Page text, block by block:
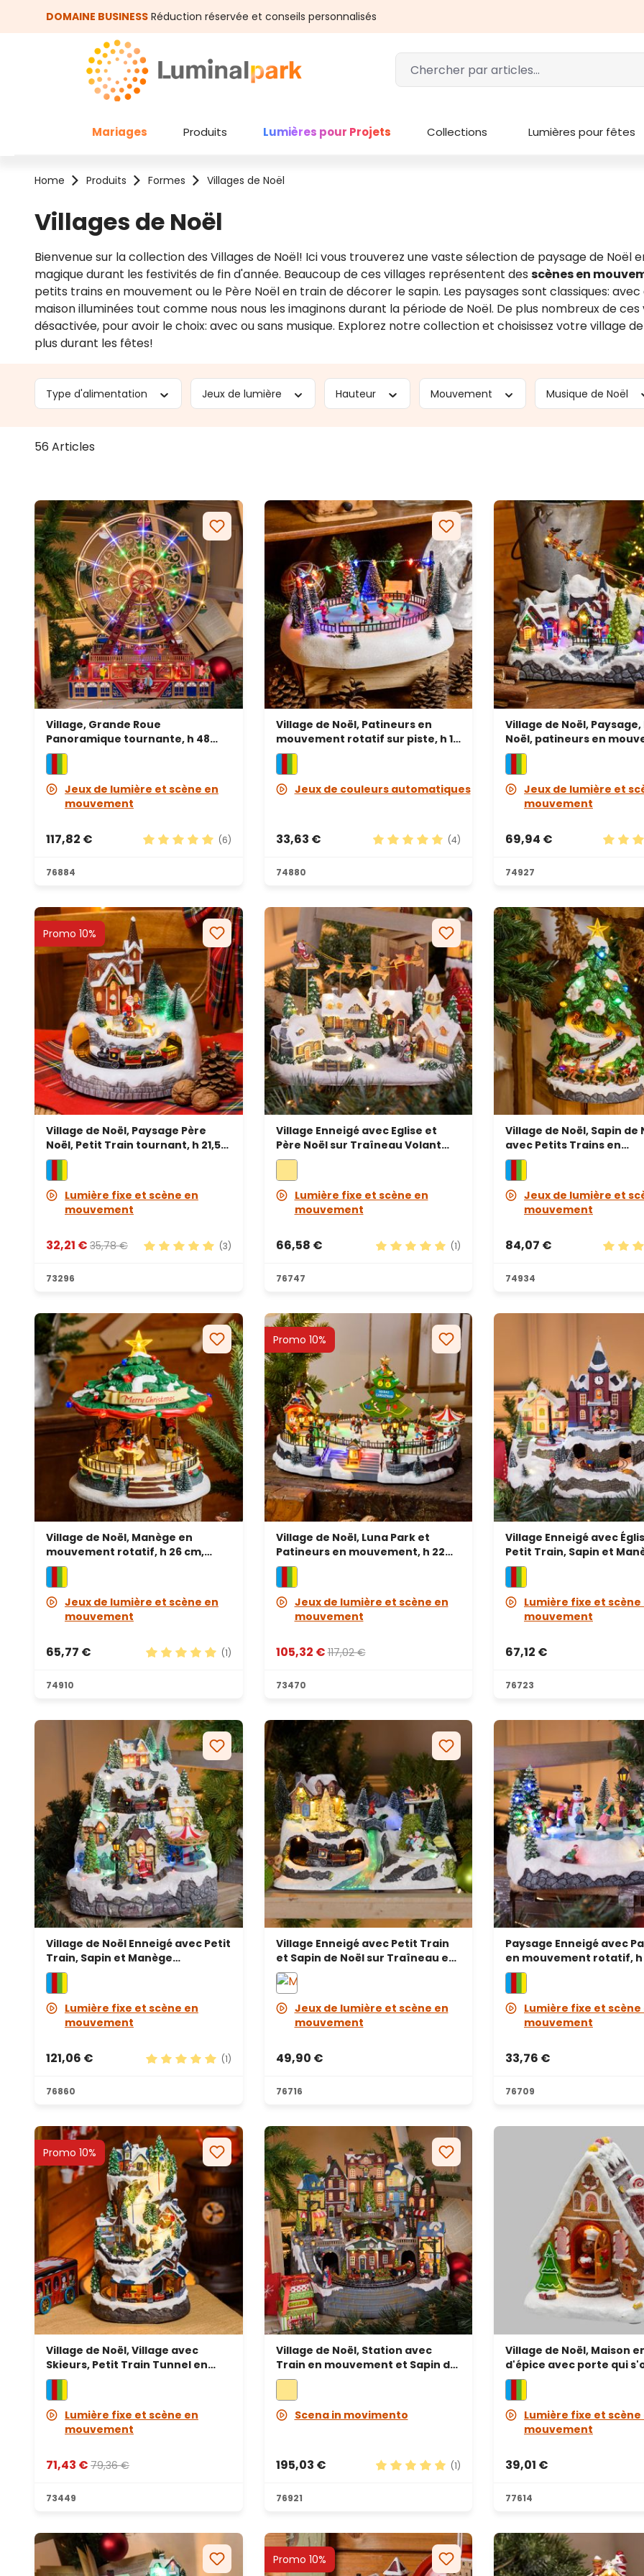
au contenu principal
Passer à la recherche
DOMAINE BUSINESS Réduction réservée et conseils personnalisés
Mariages Produits Lumières pour Projets Collections Lumières pour fêtes
Home Produits Formes Villages de Noël
Villages de Noël
Bienvenue sur la collection des Villages de Noël! Ici vous trouverez une vaste sélection de paysage de
magique durant les festivités de fin d'année. Beaucoup de ces villages représentent des scènes en
petits trains en mouvement ou le Père Noël en train de décorer le sapin. Les paysages sont classiques:
maison illuminées tout comme nous nous les imaginons durant la période de Noël. De plus nombreux de
désactivée, pour avoir le choix: avec ou sans musique. Explorez notre collection et choisissez votre village
plus durant les fêtes!
Type d'alimentation Jeux de lumière Hauteur Mouvement Musique de Noël
56 Articles
Village, Grande Roue
Panoramique tournante, h 48
cm, mélodies de Noël
Jeux de lumière et scène en
mouvement
117,82 €
(6)
76884
Village de Noël, Patineurs en
mouvement rotatif sur piste, h 13
cm, musique de Noël
Jeux de couleurs automatiques
33,63 €
(4)
74880
Village de Noël, Paysage,
Noël, patineurs en
28 cm, musiques de Noël
Jeux de lumière et
mouvement
69,94 €
74927
Promo 10%
Village de Noël, Paysage Père
Noël, Petit Train tournant, h 21,5
cm, mélodies de Noël
Lumière fixe et scène en
mouvement
32,21 € 35,78 € (3)
73296
Village Enneigé avec Eglise et
Père Noël sur Traîneau Volant
avec Rennes en mouvement, h
Lumière fixe et scène en
mouvement
66,58 €
(1)
76747
Village de Noël, Sapin de
avec Petits Trains en
mouvement, h. 40 cm,
Jeux de lumière et
mouvement
84,07 €
74934
Village de Noël, Manège en
mouvement rotatif, h 26 cm,
musique de Noël
Jeux de lumière et scène en
mouvement
65,77 €
(1)
74910
Promo 10%
Village de Noël, Luna Park et
Patineurs en mouvement, h 22
cm, mélodies de Noël
Jeux de lumière et scène en
mouvement
105,32 €117,02 €
73470
Village Enneigé avec
Petit Train, Sapin et
Enfants en mouvement, h
Lumière fixe et scène
mouvement
67,12 €
76723
Village de Noël Enneigé avec Petit
Train, Sapin et Manège
tournants, h 31 cm, mélodies de
Lumière fixe et scène en
mouvement
121,06 €
(1)
76860
Village Enneigé avec Petit Train
et Sapin de Noël sur Traîneau en
mouvement, Ruisseau en fibre
optique, h 18 cm, musiques de
NoëlJeux de lumière et scène en
mouvement
49,90 €
76716
Paysage Enneigé avec
en mouvement rotatif, h
musiques de Noël
Lumière fixe et scène
mouvement
33,76 €
76709
Promo 10%
Village de Noël, Village avec
Skieurs, Petit Train Tunnel en
mouvement, h 38 cm, mélodies
Lumière fixe et scène en
mouvement
71,43 € 79,36 €
73449
Village de Noël, Station avec
Train en mouvement et Sapin de
Noël tournant, h 38 cm, mélodies
Scena in movimento
195,03 €
(1)
76921
Village de Noël, Maison
d'épice avec porte qui
se ferme, h 18 cm,
Lumière fixe et scène
mouvement
39,01 €
77614
Promo 10%